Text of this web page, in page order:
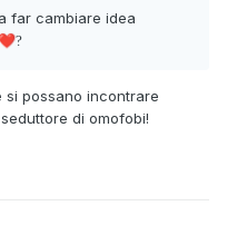
far cambiare idea
si possano incontrare
di omofobi!